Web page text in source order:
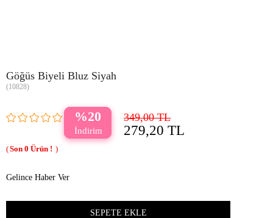
Göğüs Biyeli Bluz Siyah
(10828)
20 349,00 TL
279,20 TL
0
Gelince Haber Ver